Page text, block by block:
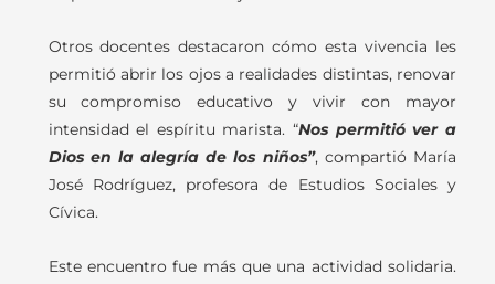
Otros docentes destacaron cómo esta vivencia les
permitió abrir los ojos a realidades distintas, renovar
su compromiso educativo y vivir con mayor
intensidad el espíritu marista. “Nos permitió ver a
Dios en la alegría de los niños”, compartió María
José Rodríguez, profesora de Estudios Sociales y
Cívica.
Este encuentro fue más que una actividad solidaria.